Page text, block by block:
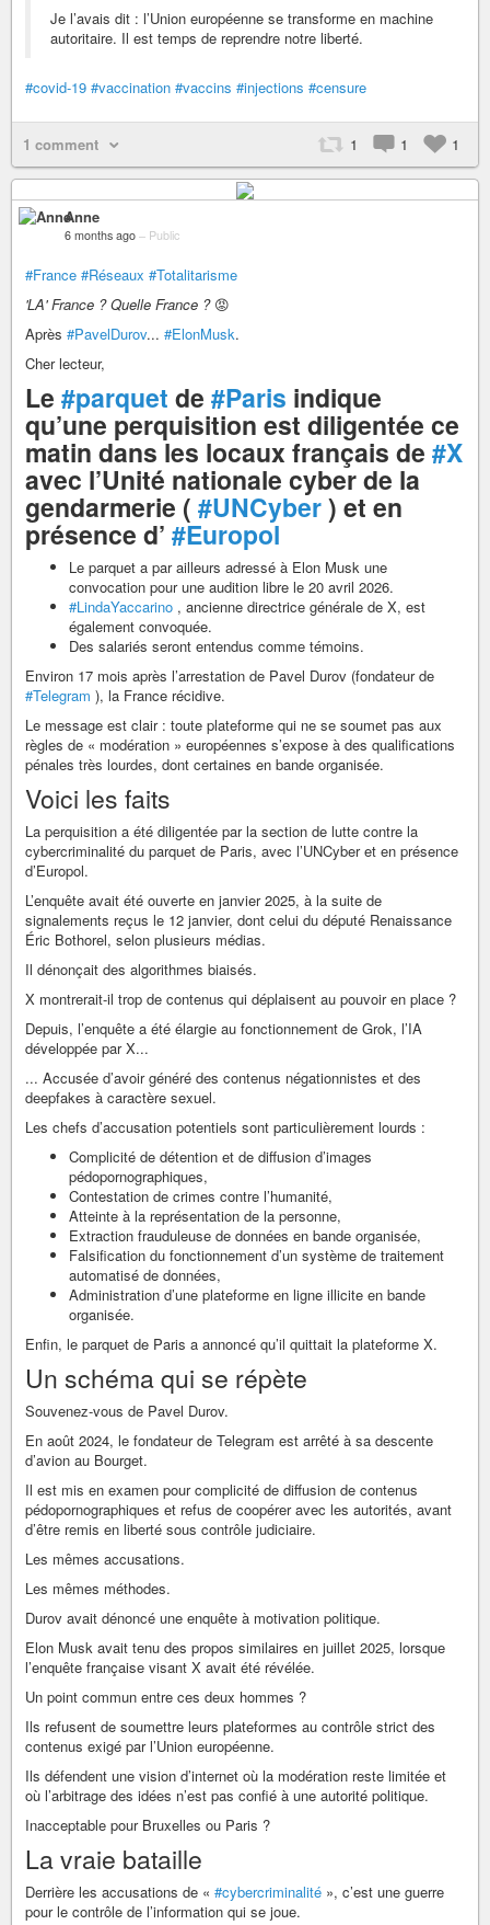
Je l’avais dit : l’Union européenne se transforme en machine
autoritaire. Il est temps de reprendre notre liberté.
#covid-19 #vaccination #vaccins #injections #censure
1 comment 1 1 1
Anne
6 months ago – Public
#France #Réseaux #Totalitarisme
'LA' France ? Quelle France ?😡
Après #PavelDurov... #ElonMusk.
Cher lecteur,
Le #parquet de #Paris indique
qu’une perquisition est diligentée ce
matin dans les locaux français de #X
avec l’Unité nationale cyber de la
gendarmerie ( #UNCyber) et en
présence d’ #Europol
Le parquet a par ailleurs adressé à Elon Musk une
convocation pour une audition libre le 20 avril 2026.
#LindaYaccarino , ancienne directrice générale de X, est
également convoquée.
Des salariés seront entendus comme témoins.
Environ 17 mois après l’arrestation de Pavel Durov (fondateur de
#Telegram ), la France récidive.
Le message est clair : toute plateforme qui ne se soumet pas aux
règles de « modération » européennes s’expose à des qualifications
pénales très lourdes, dont certaines en bande organisée.
Voici les faits
La perquisition a été diligentée par la section de lutte contre la
cybercriminalité du parquet de Paris, avec l’UNCyber et en présence
d’Europol.
L’enquête avait été ouverte en janvier 2025, à la suite de
signalements reçus le 12 janvier, dont celui du député Renaissance
Éric Bothorel, selon plusieurs médias.
Il dénonçait des algorithmes biaisés.
X montrerait-il trop de contenus qui déplaisent au pouvoir en place ?
Depuis, l’enquête a été élargie au fonctionnement de Grok, l’IA
développée par X...
... Accusée d’avoir généré des contenus négationnistes et des
deepfakes à caractère sexuel.
Les chefs d’accusation potentiels sont particulièrement lourds :
Complicité de détention et de diffusion d’images
pédopornographiques,
Contestation de crimes contre l’humanité,
Atteinte à la représentation de la personne,
Extraction frauduleuse de données en bande organisée,
Falsification du fonctionnement d’un système de traitement
automatisé de données,
Administration d’une plateforme en ligne illicite en bande
organisée.
Enfin, le parquet de Paris a annoncé qu’il quittait la plateforme X.
Un schéma qui se répète
Souvenez-vous de Pavel Durov.
En août 2024, le fondateur de Telegram est arrêté à sa descente
d’avion au Bourget.
Il est mis en examen pour complicité de diffusion de contenus
pédopornographiques et refus de coopérer avec les autorités, avant
d’être remis en liberté sous contrôle judiciaire.
Les mêmes accusations.
Les mêmes méthodes.
Durov avait dénoncé une enquête à motivation politique.
Elon Musk avait tenu des propos similaires en juillet 2025, lorsque
l’enquête française visant X avait été révélée.
Un point commun entre ces deux hommes ?
Ils refusent de soumettre leurs plateformes au contrôle strict des
contenus exigé par l’Union européenne.
Ils défendent une vision d’internet où la modération reste limitée et
où l’arbitrage des idées n’est pas confié à une autorité politique.
Inacceptable pour Bruxelles ou Paris ?
La vraie bataille
Derrière les accusations de « #cybercriminalité », c’est une guerre
pour le contrôle de l’information qui se joue.